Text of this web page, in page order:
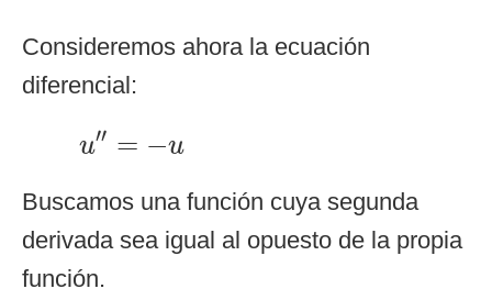
Consideremos ahora la ecuación
diferencial:
u′′ = −u
u
Buscamos una función cuya segunda
derivada sea igual al opuesto de la propia
función.